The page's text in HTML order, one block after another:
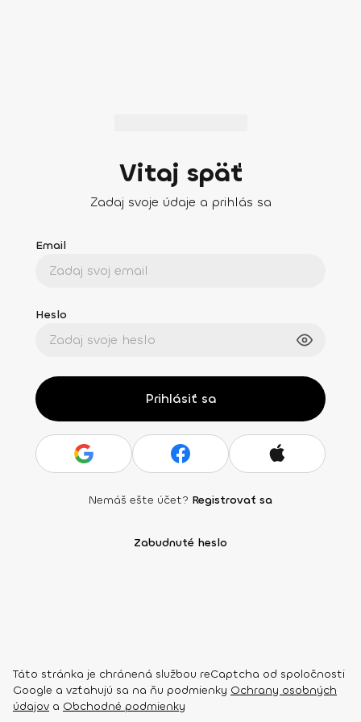
Vitaj späť
Zadaj svoje údaje a prihlás sa
Email
Heslo
Prihlásiť sa
Nemáš ešte účet? Registrovať sa
Zabudnuté heslo
Táto stránka je chránená službou reCaptcha od spoločnosti
Google a vzťahujú sa na ňu podmienky Ochrany osobných
údajov a Obchodné podmienky